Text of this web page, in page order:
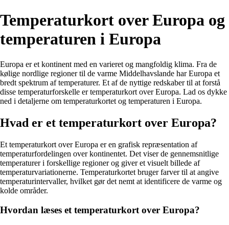
Temperaturkort over Europa og
temperaturen i Europa
Europa er et kontinent med en varieret og mangfoldig klima. Fra de
kølige nordlige regioner til de varme Middelhavslande har Europa et
bredt spektrum af temperaturer. Et af de nyttige redskaber til at forstå
disse temperaturforskelle er temperaturkort over Europa. Lad os dykke
ned i detaljerne om temperaturkortet og temperaturen i Europa.
Hvad er et temperaturkort over Europa?
Et temperaturkort over Europa er en grafisk repræsentation af
temperaturfordelingen over kontinentet. Det viser de gennemsnitlige
temperaturer i forskellige regioner og giver et visuelt billede af
temperaturvariationerne. Temperaturkortet bruger farver til at angive
temperaturintervaller, hvilket gør det nemt at identificere de varme og
kolde områder.
Hvordan læses et temperaturkort over Europa?